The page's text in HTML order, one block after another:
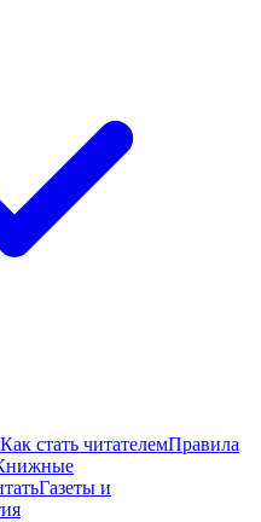
Как стать читателемПравила
Газеты и